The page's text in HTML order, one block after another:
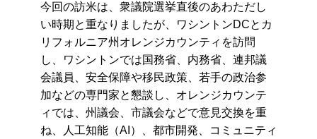
今回の訪米は、衆議院選挙直後のあわただし
い時期と重なりましたが、ワシントンDCとカ
リフォルニア州オレンジカウンティを訪問
し、ワシントンでは国務省、内務省、連邦議
会議員、安全保障や移民政策、若手の政治参
加などの専門家と懇談し、オレンジカウンテ
ィでは、州議会、市議会などで意見交換を重
ね、人工知能（AI）、都市開発、コミュニティ